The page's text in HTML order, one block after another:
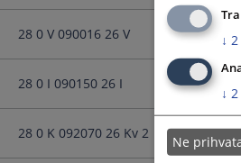
28 0 V 090016 26 V
08:00
28 0 I 090150 26 I
08:00
28 0 K 092070 26 Kv 2
10:15
↓ 2
↓ 2
Ne